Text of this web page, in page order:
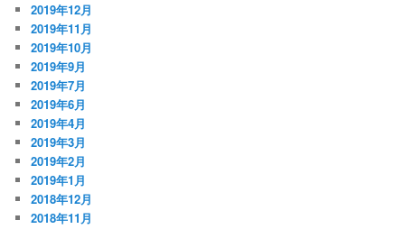
2019年12月
2019年11月
2019年10月
2019年9月
2019年7月
2019年6月
2019年4月
2019年3月
2019年2月
2019年1月
2018年12月
2018年11月